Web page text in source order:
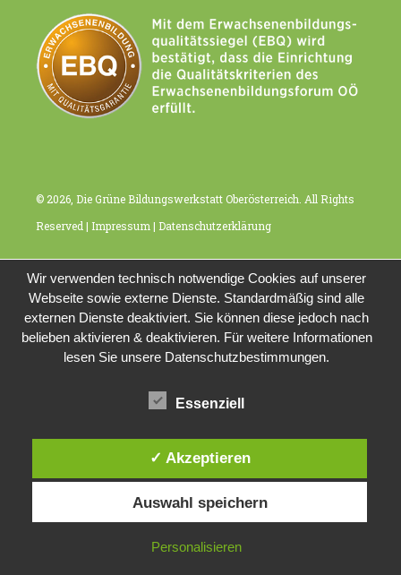
© 2026, Die Grüne Bildungswerkstatt Oberösterreich. All Rights
Reserved | Impressum | Datenschutzerklärung
Wir verwenden technisch notwendige Cookies auf unserer
Webseite sowie externe Dienste. Standardmäßig sind alle
externen Dienste deaktiviert. Sie können diese jedoch nach
belieben aktivieren & deaktivieren. Für weitere Informationen
lesen Sie unsere Datenschutzbestimmungen.
Essenziell
✓ Akzeptieren
Auswahl speichern
Personalisieren